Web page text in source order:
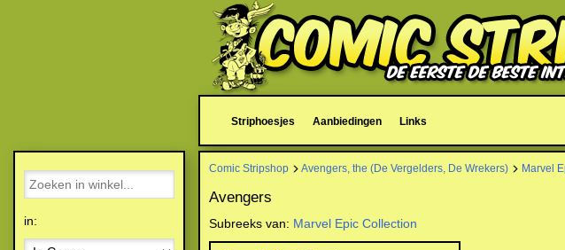
Striphoesjes Aanbiedingen Links
Comic Stripshop Avengers, the (De Vergelders, De Wrekers) Marvel
Avengers
Subreeks van: Marvel Epic Collection
in: